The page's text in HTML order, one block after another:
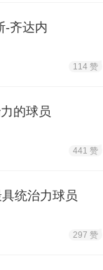
-齐达内
114 赞
的球员
441 赞
统治力球员
297 赞